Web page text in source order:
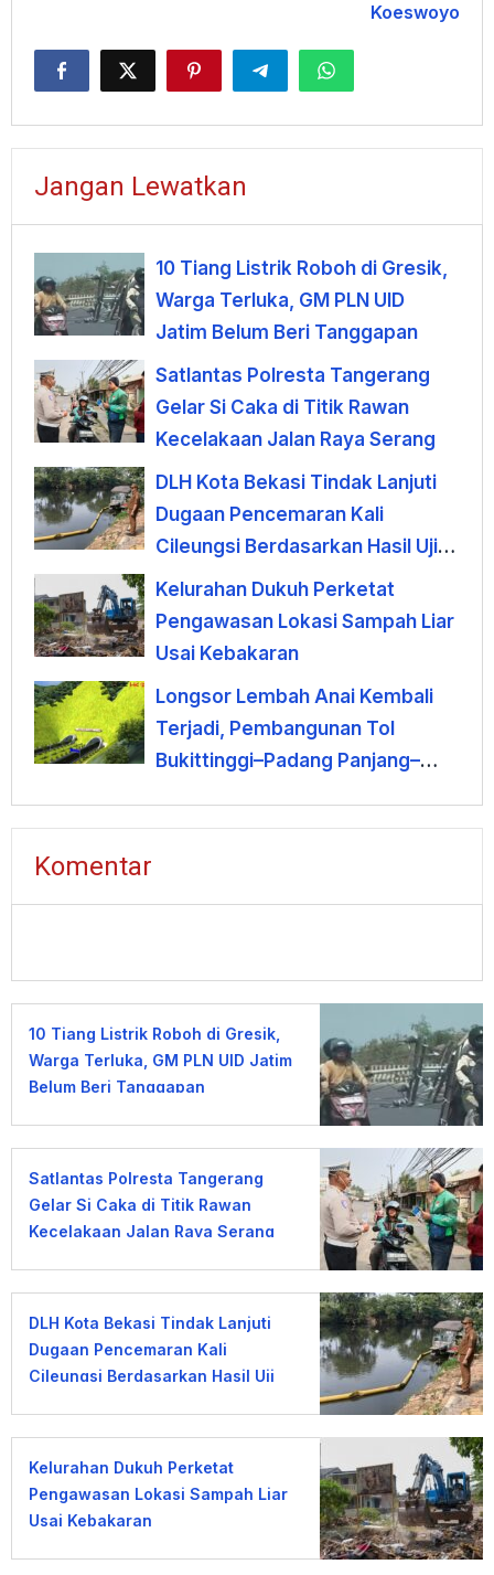
Koeswoyo
Jangan Lewatkan
10 Tiang Listrik Roboh di Gresik,
Warga Terluka, GM PLN UID
Jatim Belum Beri Tanggapan
Satlantas Polresta Tangerang
Gelar Si Caka di Titik Rawan
Kecelakaan Jalan Raya Serang
DLH Kota Bekasi Tindak Lanjuti
Dugaan Pencemaran Kali
Cileungsi Berdasarkan Hasil Uji
Laboratorium
Kelurahan Dukuh Perketat
Pengawasan Lokasi Sampah Liar
Usai Kebakaran
Longsor Lembah Anai Kembali
Terjadi, Pembangunan Tol
Bukittinggi–Padang Panjang–
Komentar
10 Tiang Listrik Roboh di Gresik,
Warga Terluka, GM PLN UID Jatim
Belum Beri Tanggapan
Satlantas Polresta Tangerang
Gelar Si Caka di Titik Rawan
Kecelakaan Jalan Raya Serang
DLH Kota Bekasi Tindak Lanjuti
Dugaan Pencemaran Kali
Cileungsi Berdasarkan Hasil Uji
Kelurahan Dukuh Perketat
Pengawasan Lokasi Sampah Liar
Usai Kebakaran